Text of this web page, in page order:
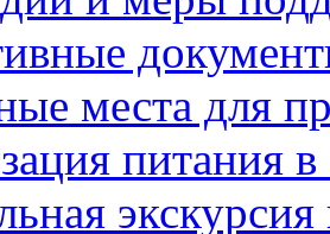
места для
питания в